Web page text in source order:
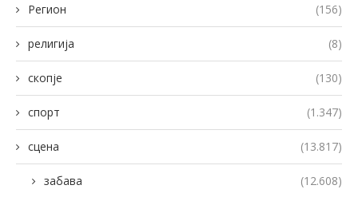
Регион (156)
религија (8)
скопје (130)
спорт (1.347)
сцена (13.817)
забава (12.608)